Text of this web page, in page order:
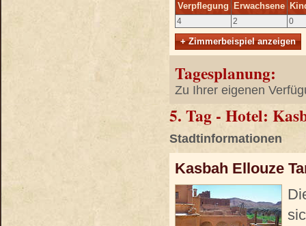
Verpflegung Erwachsene
4 2 0
+ Zimmerbeispiel anzeigen
Tagesplanung:
Zu Ihrer eigenen
5. Tag - Hotel:
Stadtinformationen
Kasbah Ellouze